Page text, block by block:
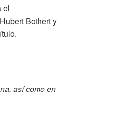
el
Bothert y
así como en